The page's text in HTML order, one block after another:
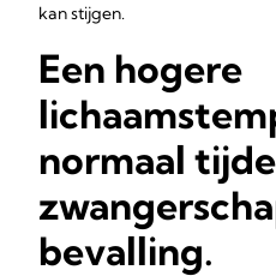
kan stijgen.
Een hogere
normaal
bevalling.